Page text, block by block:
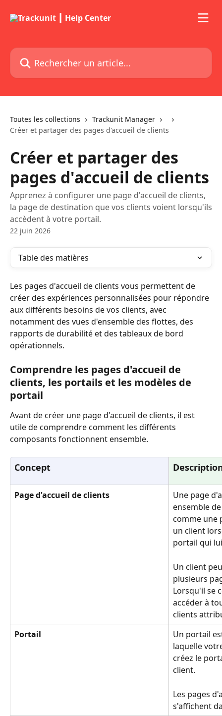
Rechercher un article...
Toutes les collections
Trackunit Manager
Créer et partager des pages d'accueil de clients
Créer et partager des
pages d'accueil de clients
Apprenez à configurer une page d'accueil de clients,
la page de destination que vos clients voient lorsqu'ils
accèdent à votre portail.
22 juin 2026
Table des matières
Les pages d'accueil de clients vous permettent de
créer des expériences personnalisées pour répondre
aux différents besoins de vos clients, avec
notamment des vues d'ensemble des flottes, des
rapports de durabilité et des tableaux de bord
opérationnels.
Comprendre les pages d'accueil de
clients, les portails et les modèles de
portail
Avant de créer une page d'accueil de clients, il est
utile de comprendre comment les différents
composants fonctionnent ensemble.
Concept
Page d'accueil de clients
Une page
ensemble
comme une
un client
portail qui
Un client
plusieurs
Lorsqu'il se
accéder à
clients
Portail
Un portail
laquelle
créez le
client.
Les pages
s'affichent